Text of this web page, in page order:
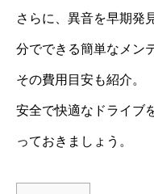
さらに、異音を早期発
分でできる簡単なメン
その費用目安も紹介。
安全で快適なドライブ
っておきましょう。